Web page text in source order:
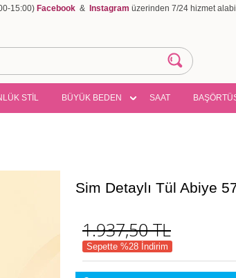
15:00) Facebook & Instagram üzerinden 7/24 hizmet
STİL BÜYÜK BEDEN SAAT
Sim Detaylı Tül Abiye
1.937,50TL
Sepette %28 İndirim